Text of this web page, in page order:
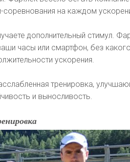
соревнования на каждом
дополнительный стимул.
часы или смартфон, без
ускорения.
тренировка,
и выносливость.